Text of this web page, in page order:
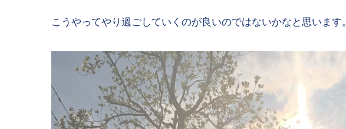
こうやってやり過ごしていくのが良いのではないかなと思います。